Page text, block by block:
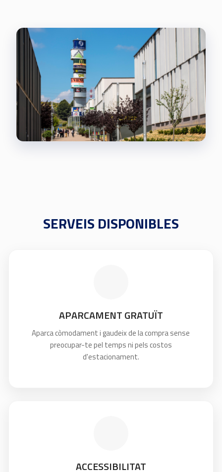
SERVEIS DISPONIBLES
APARCAMENT GRATUÏT
Aparca còmodament i gaudeix de la compra sense
preocupar-te pel temps ni pels costos
d'estacionament.
ACCESSIBILITAT